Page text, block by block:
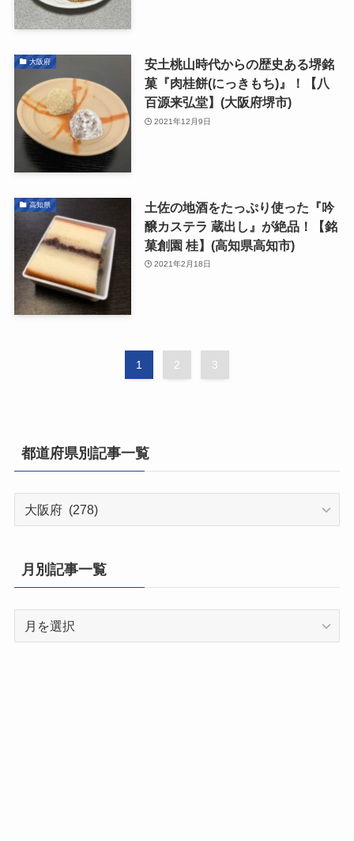
大阪府
安土桃山時代からの歴史ある堺銘
菓『肉桂餅(にっきもち)』！【八
百源来弘堂】(大阪府堺市)
2021年12月9日
高知県
土佐の地酒をたっぷり使った『吟
醸カステラ 蔵出し』が絶品！【銘
菓創園 桂】(高知県高知市)
2021年2月18日
1 2 3
都道府県別記事一覧
県
別
一
月別記事一覧